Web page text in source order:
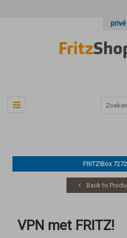
privé
FRITZ!Box 7272
Back to
VPN met FRITZ!